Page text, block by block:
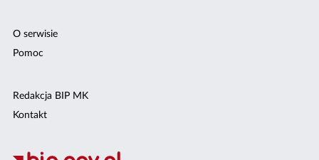
O serwisie
Pomoc
Redakcja BIP MK
Kontakt